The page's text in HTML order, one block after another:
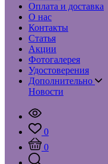
Оплата и доставка
О нас
Контакты
Статья
Акции
Фотогалерея
Удостоверения
Дополнительно
Новости
0
0